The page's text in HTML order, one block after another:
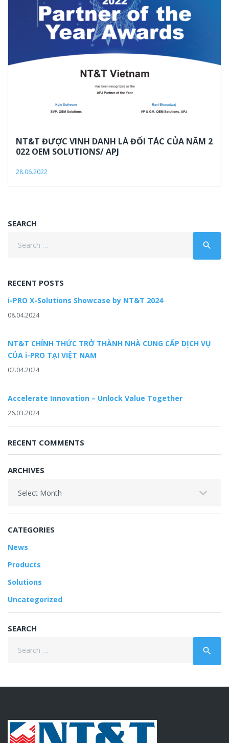
OEM
NT&T ĐƯỢC VINH DANH LÀ ĐỐI TÁC CỦA NĂM 2
022 OEM SOLUTIONS/ APJ
28.06.2022
SEARCH
search
RECENT POSTS
i-PRO X-Solutions Showcase by NT&T 2024
08.04.2024
NT&T CHÍNH THỨC TRỞ THÀNH NHÀ CUNG CẤP DỊCH VỤ
CỦA i-PRO TẠI VIỆT NAM
02.04.2024
Accelerate Innovation – Unlock Value Together
26.03.2024
RECENT COMMENTS
ARCHIVES
CATEGORIES
News
Products
Solutions
Uncategorized
SEARCH
search